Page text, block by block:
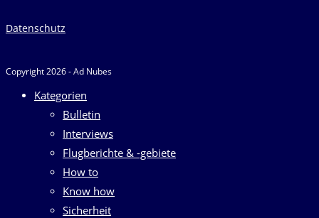
Datenschutz
Copyright 2026 - Ad Nubes
Kategorien
Bulletin
Interviews
Flugberichte & -gebiete
How to
Know how
Sicherheit